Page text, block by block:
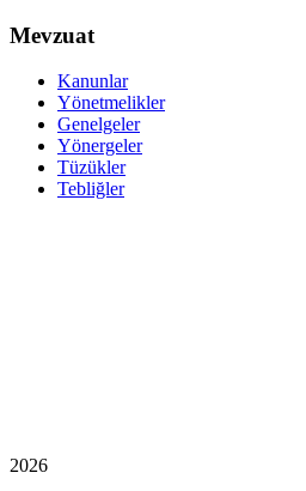
Mevzuat
Kanunlar
Yönetmelikler
Genelgeler
Yönergeler
Tüzükler
Tebliğler
2026